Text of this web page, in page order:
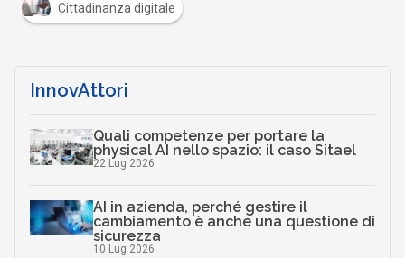
Cittadinanza digitale
InnovAttori
Quali competenze per portare la
physical AI nello spazio: il caso Sitael
22 Lug 2026
AI in azienda, perché gestire il
cambiamento è anche una questione di
sicurezza
10 Lug 2026